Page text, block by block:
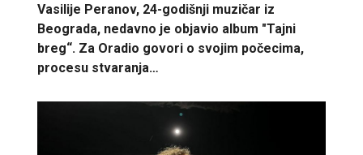
Vasilije Peranov, 24-godišnji muzičar iz
Beograda, nedavno je objavio album "Tajni
breg“. Za Oradio govori o svojim počecima,
procesu stvaranja…